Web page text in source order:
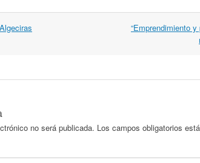
“Emprendimiento
no será publicada. Los campos obligatorios